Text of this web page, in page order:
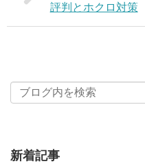
評判とホクロ対策
新着記事